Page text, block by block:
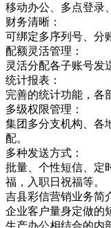
移动办公、多点登录
财务清晰：
可绑定多序列号、分
配额灵活管理：
灵活分配各子账号发
统计报表：
完善的统计功能，各
多级权限管理：
集团多分支机构、各
配。
多种发送方式：
批量、个性短信、定
福，入职日祝福等。
吉县彩信营销业务简
企业客户量身定做的
生产办公相结合的内